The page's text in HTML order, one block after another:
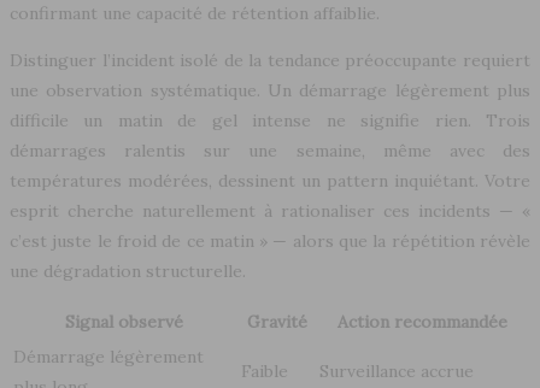
confirmant une capacité de rétention affaiblie.
Distinguer l’incident isolé de la tendance préoccupante requiert
une observation systématique. Un démarrage légèrement plus
difficile un matin de gel intense ne signifie rien. Trois
démarrages ralentis sur une semaine, même avec des
températures modérées, dessinent un pattern inquiétant. Votre
esprit cherche naturellement à rationaliser ces incidents — «
c’est juste le froid de ce matin » — alors que la répétition révèle
une dégradation structurelle.
Signal observé Gravité
Action recommandée
Démarrage légèrement
Faible Surveillance accrue